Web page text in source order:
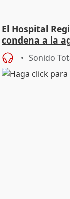
El Hospital
condena a la
Urgencias
Sonido